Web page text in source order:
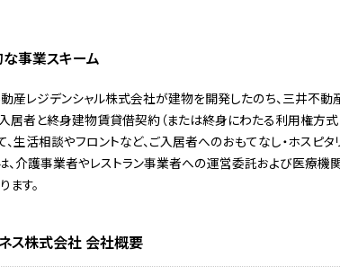
事業スキーム
産レジデンシャル株式会社が建物を開発したのち、三井不動
居者と終身建物賃貸借契約（または終身にわたる利用権方式
生活相談やフロントなど、ご入居者へのおもてなし・ホスピ
、介護事業者やレストラン事業者への運営委託および医療機
す。
ス株式会社 会社概要